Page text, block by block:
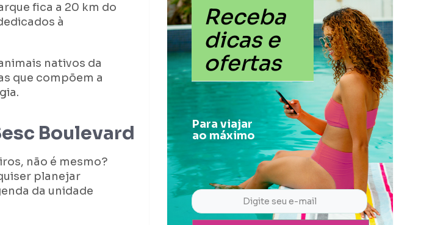
fica a 20 km do
à
nativos da
que compõem a
Boulevard
não é mesmo?
planejar
da unidade
Receba
dicas e
ofertas
Para viajar
ao máximo